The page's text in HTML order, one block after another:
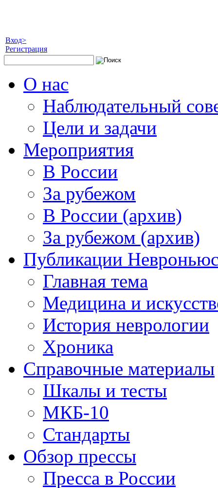
Вход>
Регистрация
О нас
Наблюдательный
Цели и задачи
Мероприятия
В России
За рубежом
В России (архив)
За рубежом (архив)
Публикации
Главная тема
Медицина и
История неврологии
Хроника
Справочные материалы
Шкалы и тесты
МКБ-10
Стандарты
Обзор прессы
Пресса в России